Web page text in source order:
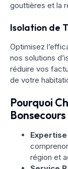
gouttières et la
Isolation de
Optimisez
nos solutions
réduire vos
de votre
Pourquoi
Bonsecours
région et